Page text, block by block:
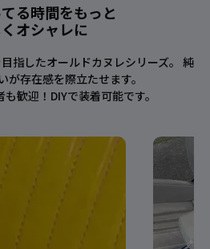
る時間をもっと
オシャレに
指したオールドカヌレシリーズ。 純
が存在感を際立たせます。
歓迎！DIYで装着可能です。